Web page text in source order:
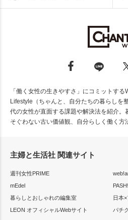
「働く女性の生きやすさ」にコミットす
Lifestyle（ちゃんと、自分たちの暮らしを
代の女性が直面する課題や解決法を紹介。
そぐわない古い価値観、自分らしく働く方
主婦と生活社 関連サイト
週刊女性PRIME
mEdel
暮らしとおしゃれの編集室
日本×
LEON オフィシャルWebサイト
パチ